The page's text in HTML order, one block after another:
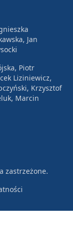
Jan
Piotr
Liziniewicz,
Krzysztof
Marcin
zastrzeżone.